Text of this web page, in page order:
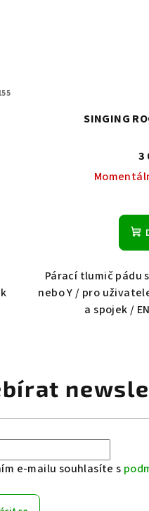
SINGING
3
Párací tlumič pádu
nebo Y / pro
a spojek /
e-mailu souhlasíte s